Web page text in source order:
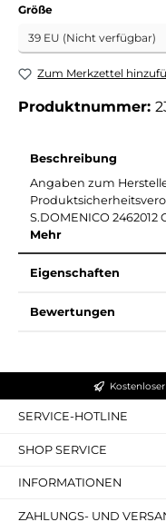
Größeauswählen
Zum Merkzettel
Produktnummer:
Beschreibung
Angaben zum
S.DOMENICO 2462012
Mehr
Eigenschaften
Bewertungen
SERVICE-HOTLINE
SHOP SERVICE
INFORMATIONEN
ZAHLUNGS- UND